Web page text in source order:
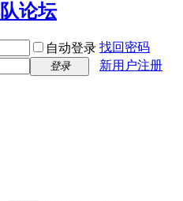
自动登录 找回密码
登录
新用户注册